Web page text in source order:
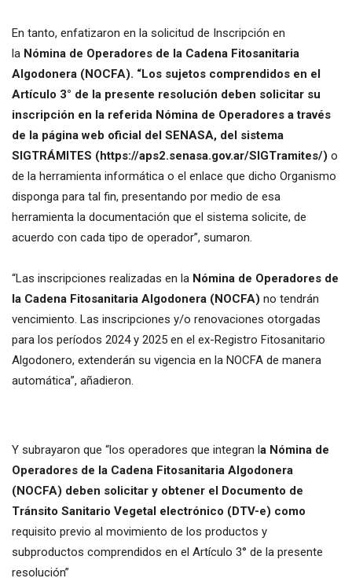
En tanto, enfatizaron en la solicitud de Inscripción en
la Nómina de Operadores de la Cadena Fitosanitaria
Algodonera (NOCFA). “Los sujetos comprendidos en el
Artículo 3° de la presente resolución deben solicitar su
inscripción en la referida Nómina de Operadores a través
de la página web oficial del SENASA, del sistema
SIGTRÁMITES (https://aps2.senasa.gov.ar/SIGTramites/) o
de la herramienta informática o el enlace que dicho Organismo
disponga para tal fin, presentando por medio de esa
herramienta la documentación que el sistema solicite, de
acuerdo con cada tipo de operador”, sumaron.
“Las inscripciones realizadas en la Nómina de Operadores de
la Cadena Fitosanitaria Algodonera (NOCFA) no tendrán
vencimiento. Las inscripciones y/o renovaciones otorgadas
para los períodos 2024 y 2025 en el ex-Registro Fitosanitario
Algodonero, extenderán su vigencia en la NOCFA de manera
automática”, añadieron.
Y subrayaron que “los operadores que integran la Nómina de
Operadores de la Cadena Fitosanitaria Algodonera
(NOCFA) deben solicitar y obtener el Documento de
Tránsito Sanitario Vegetal electrónico (DTV-e) como
requisito previo al movimiento de los productos y
subproductos comprendidos en el Artículo 3° de la presente
resolución”